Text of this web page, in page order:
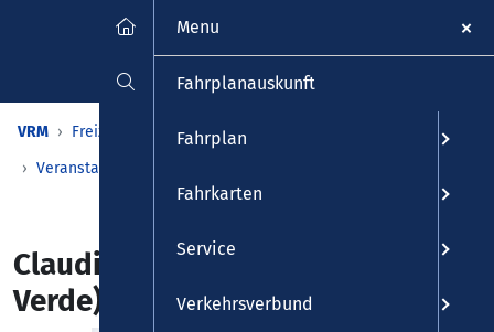
VRM Freizeit
Veranstaltungen & Kalender
Veranstaltungen
Claudia Sofia e banda (Kap
Verde)
Menu
Fahrplanauskunft
Fahrplan
Fahrkarten
Service
Verkehrsverbund